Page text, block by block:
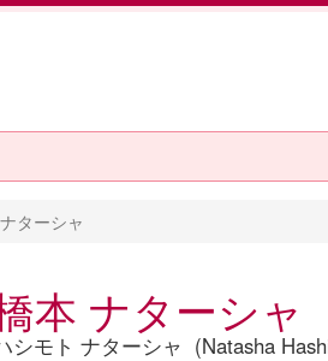
ターシャ
本 ナターシャ
シモト ナターシャ (Natasha